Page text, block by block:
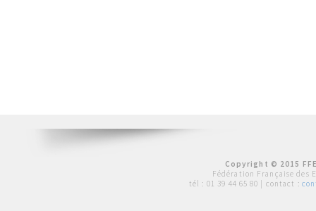
Copyright © 2015
Fédération Française des
tél : 01 39 44 65 80 | contact :